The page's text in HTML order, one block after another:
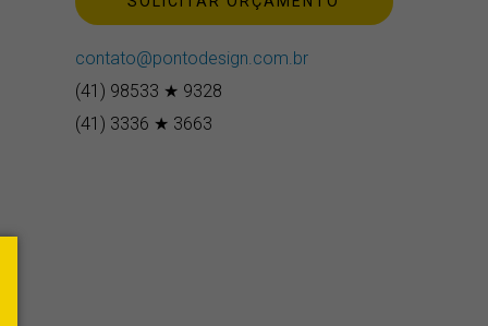
contato@pontodesign.com.br
(41) 98533 ★ 9328
(41) 3336 ★ 3663